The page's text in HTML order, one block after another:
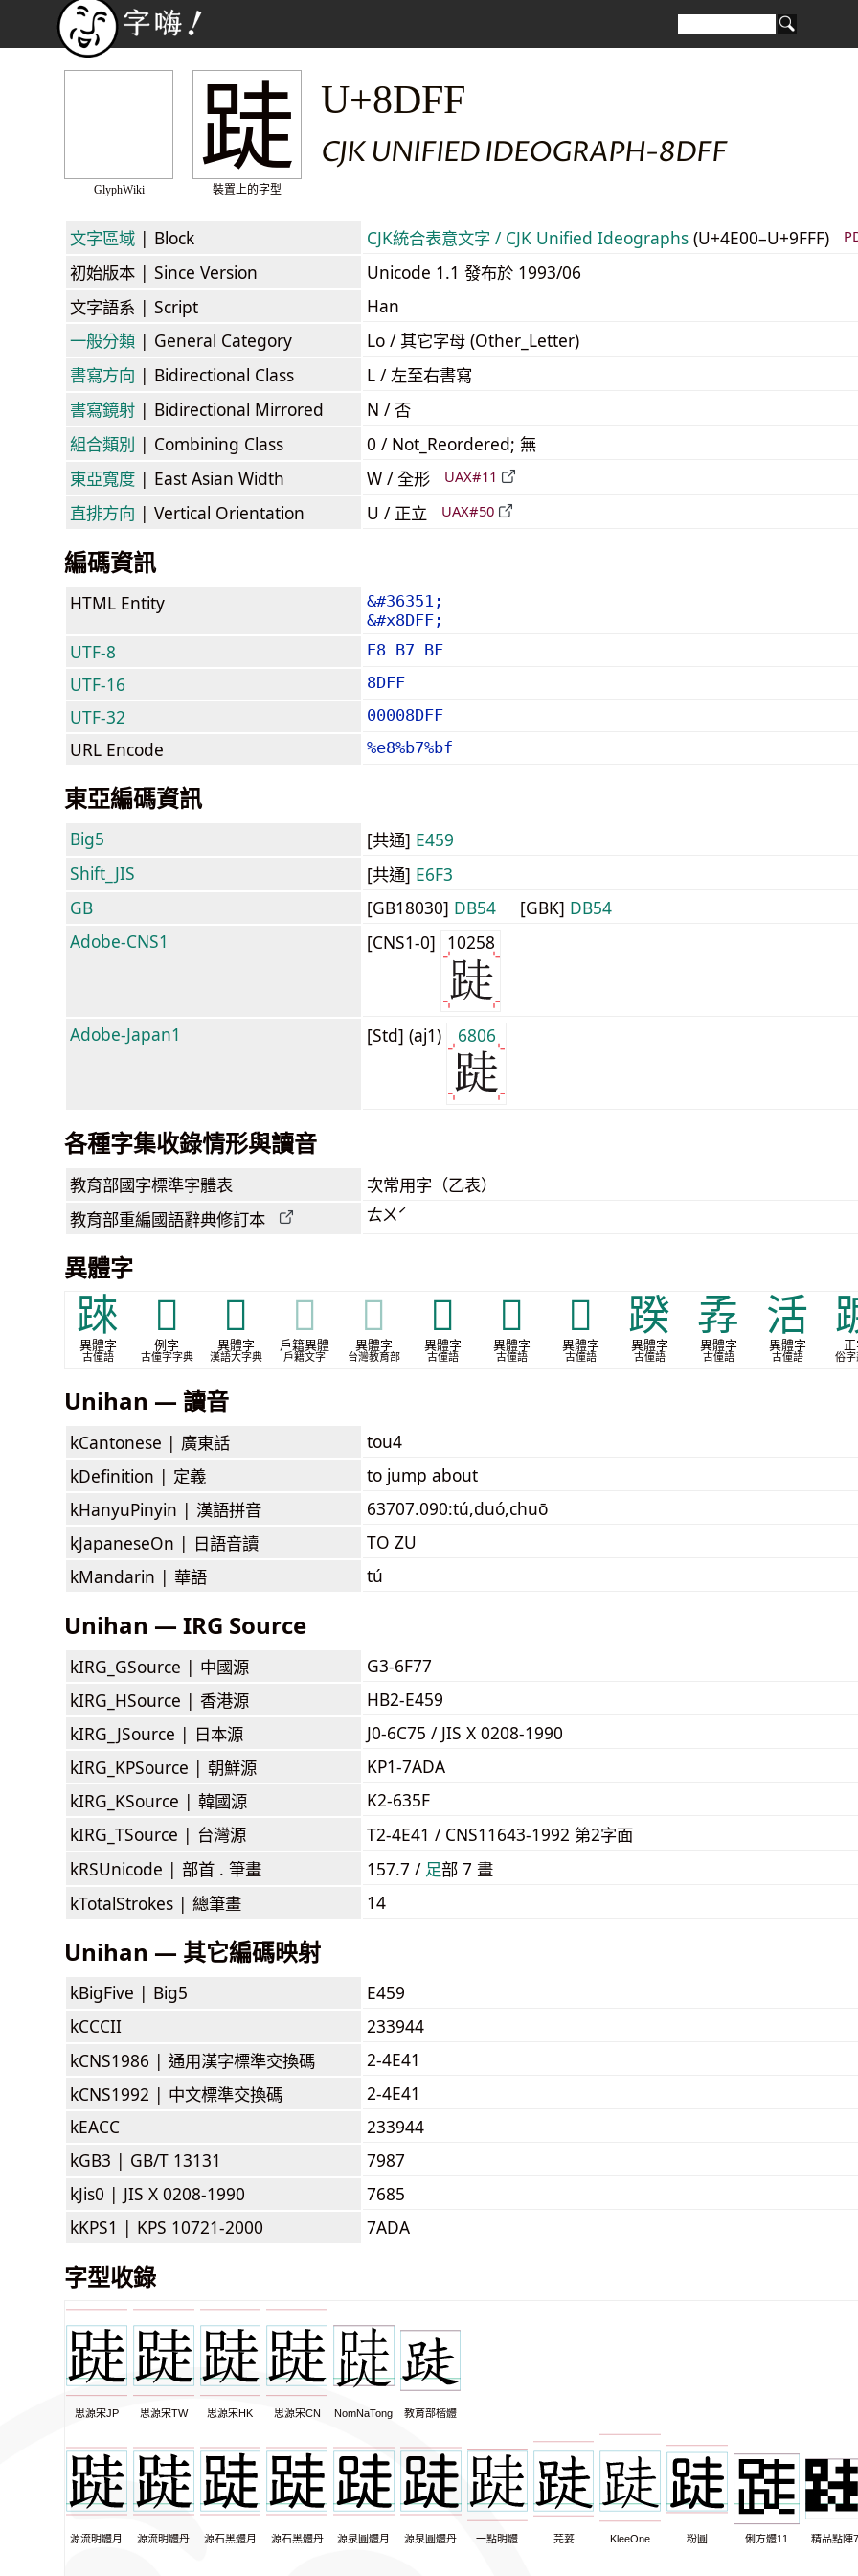
GlyphWiki
跿
裝置上的字型
U+8DFF
CJK UNIFIED IDEOGRAPH-8DFF
文字區域 | Block CJK統合表意文字 / CJK Unified Ideographs (U+4E00–U+9FFF)
初始版本 | Since Version
Unicode 1.1 發布於 1993/06
文字語系 | Script
Han
一般分類 | General Category
Lo / 其它字母 (Other_Letter)
書寫方向 | Bidirectional Class
L / 左至右書寫
書寫鏡射 | Bidirectional Mirrored
N / 否
組合類別 | Combining Class
0 / Not_Reordered; 無
東亞寬度 | East Asian Width W / 全形 UAX#11
直排方向 | Vertical Orientation U / 正立 UAX#50
編碼資訊
HTML Entity
&#36351;
&#x8DFF;
UTF-8 E8 B7 BF
UTF-16 8DFF
UTF-32 00008DFF
URL Encode %e8%b7%bf
東亞編碼資訊
Big5 [共通] E459
Shift_JIS
[共通] E6F3
GB
[GB18030] DB54 [GBK] DB54
Adobe-CNS1
[CNS1-0] 10258
Adobe-Japan1 [Std] (aj1) 6806
各種字集收錄情形與讀音
教育部國字標準字體表 次常用字（乙表）
教育部重編國語辭典修訂本 ㄊㄨˊ
異體字
𨂐
異體字
古僮語
𨃅
例字
古僮字字典
𨃝
異體字
漢語大字典
𨃝
戶籍異體
戶籍文字
𨃝
異體字
台灣教育部
𬦱
異體字
古僮語
𮛒
異體字
古僮語
𰺺
異體字
古僮語
䠏
異體字
古僮語
孨
異體字
古僮語
活
異體字
古僮語 俗字
Unihan — 讀音
kCantonese | 廣東話
tou4
kDefinition | 定義
to jump about
kHanyuPinyin | 漢語拼音
63707.090:tú,duó,chuō
kJapaneseOn | 日語音讀
TO ZU
kMandarin | 華語 tú
Unihan — IRG Source
kIRG_GSource | 中國源
G3-6F77
kIRG_HSource | 香港源
HB2-E459
kIRG_JSource | 日本源
J0-6C75 / JIS X 0208-1990
kIRG_KPSource | 朝鮮源
KP1-7ADA
kIRG_KSource | 韓國源
K2-635F
kIRG_TSource | 台灣源
T2-4E41 / CNS11643-1992 第2字面
kRSUnicode | 部首 . 筆畫 157.7 / ⾜部 7 畫
kTotalStrokes | 總筆畫 14
Unihan — 其它編碼映射
kBigFive | Big5
E459
kCCCII
233944
kCNS1986 | 通用漢字標準交換碼
2-4E41
kCNS1992 | 中文標準交換碼
2-4E41
kEACC
233944
kGB3 | GB/T 13131
7987
kJis0 | JIS X 0208-1990
7685
kKPS1 | KPS 10721-2000 7ADA
字型收錄
思源宋JP 思源宋TW 思源宋HK 思源宋CN NomNaTong 教育部楷體
源流明體月 源流明體丹 源石黑體月 源石黑體丹 源泉圓體月 源泉圓體丹 一點明體 芫荽 KleeOne 粉圓 俐方體11 精品點陣7